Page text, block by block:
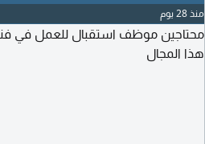
منذ 28 يوم
محتاجين موظف استقبال للعمل في
هذا المجال